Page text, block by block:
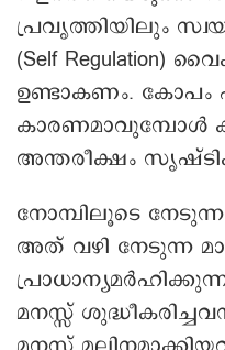
പ്രവൃത്തിയിലും
(Self Regulation)
ഉണ്ടാകണം. കോപം
കാരണമാവുമ്പോൾ
അന്തരീക്ഷം
നോമ്പിലൂടെ
അത് വഴി നേടുന്ന
മനസ്സ്